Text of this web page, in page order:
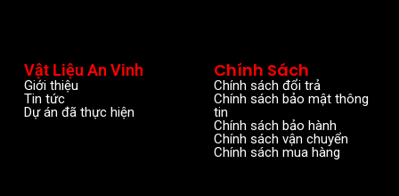
Vật Liệu An Vinh
Giới thiệu
Tin tức
Dự án đã thực hiện
Chính Sách
Chính sách đổi trả
Chính sách bảo mật thông
tin
Chính sách bảo hành
Chính sách vận chuyển
Chính sách mua hàng